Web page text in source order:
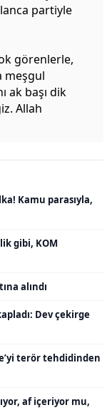
partiyle
görenlerle,
meşgul
ak başı dik
Allah
Kamu parasıyla,
gibi, KOM
alındı
Dev çekirge
terör tehdidinden
af içeriyor mu,